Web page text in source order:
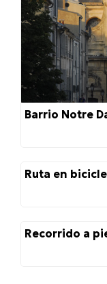
Barrio Notre
Ruta en
Recorrido a